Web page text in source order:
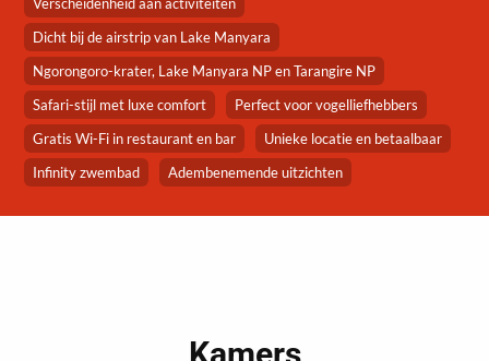
Dicht bij de airstrip van Lake Manyara
Ngorongoro-krater, Lake Manyara NP en Tarangire NP
Safari-stijl met luxe comfort
Perfect voor vogelliefhebbers
Gratis Wi-Fi in restaurant en bar
Unieke locatie en betaalbaar
Infinity zwembad
Adembenemende uitzichten